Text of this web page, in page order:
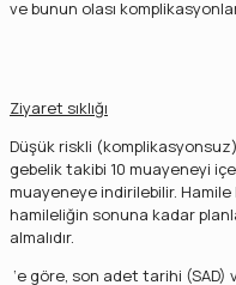
ve bunun olası
Ziyaret sıklığı
Düşük riskli
gebelik takibi 10 muayeneyi
muayeneye indirilebilir.
hamileliğin sonuna kadar
almalıdır.
‘e göre, son adet tarihi